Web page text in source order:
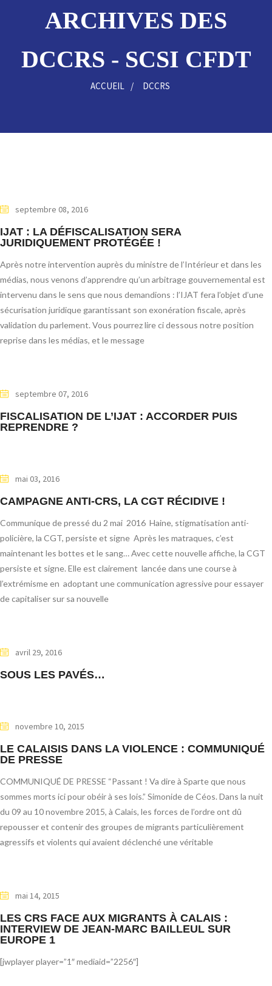
ARCHIVES DES
DCCRS - SCSI CFDT
ACCUEIL DCCRS
septembre 08, 2016
IJAT : LA DÉFISCALISATION SERA
JURIDIQUEMENT PROTÉGÉE !
Après notre intervention auprès du ministre de l’Intérieur et dans les
médias, nous venons d’apprendre qu’un arbitrage gouvernemental est
intervenu dans le sens que nous demandions : l’IJAT fera l’objet d’une
sécurisation juridique garantissant son exonération fiscale, après
validation du parlement. Vous pourrez lire ci dessous notre position
reprise dans les médias, et le message
septembre 07, 2016
FISCALISATION DE L’IJAT : ACCORDER PUIS
REPRENDRE ?
mai 03, 2016
CAMPAGNE ANTI-CRS, LA CGT RÉCIDIVE !
Communique de pressé du 2 mai 2016 Haine, stigmatisation anti-
policière, la CGT, persiste et signe Après les matraques, c’est
maintenant les bottes et le sang… Avec cette nouvelle affiche, la CGT
persiste et signe. Elle est clairement lancée dans une course à
l’extrémisme en adoptant une communication agressive pour essayer
de capitaliser sur sa nouvelle
avril 29, 2016
SOUS LES PAVÉS…
novembre 10, 2015
LE CALAISIS DANS LA VIOLENCE : COMMUNIQUÉ
DE PRESSE
COMMUNIQUÉ DE PRESSE “Passant ! Va dire à Sparte que nous
sommes morts ici pour obéir à ses lois.” Simonide de Céos. Dans la nuit
du 09 au 10 novembre 2015, à Calais, les forces de l’ordre ont dû
repousser et contenir des groupes de migrants particulièrement
agressifs et violents qui avaient déclenché une véritable
mai 14, 2015
LES CRS FACE AUX MIGRANTS À CALAIS :
INTERVIEW DE JEAN-MARC BAILLEUL SUR
EUROPE 1
[jwplayer player=”1″ mediaid=”2256″]